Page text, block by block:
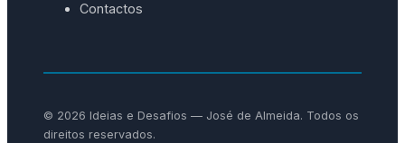
Contactos
© 2026 Ideias e Desafios — José de Almeida. Todos os
direitos reservados.